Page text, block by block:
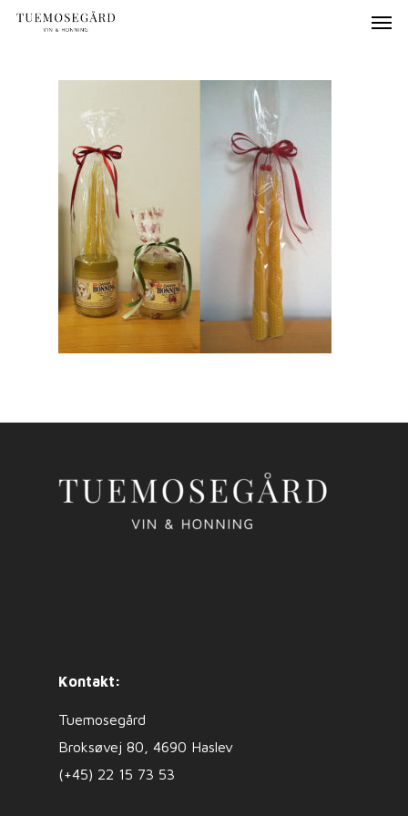
Kontakt:
Tuemosegård
Broksøvej 80, 4690 Haslev
(+45) 22 15 73 53